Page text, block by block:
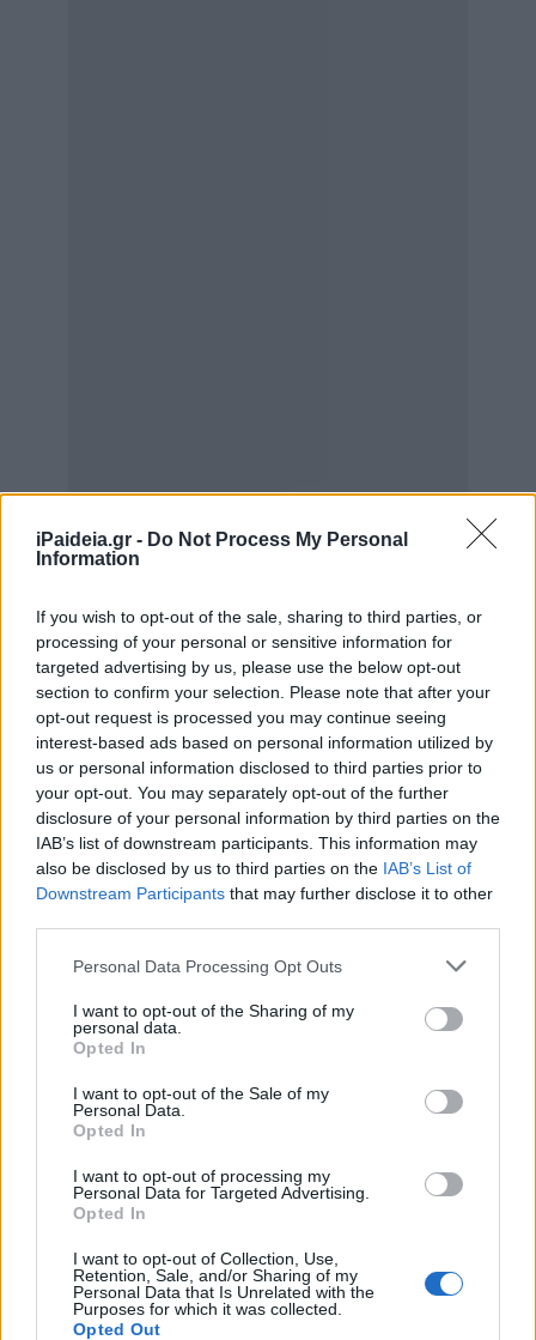
iPaideia.gr - Do Not Process My Personal
Information
If you wish to opt-out of the sale, sharing to third parties, or
processing of your personal or sensitive information for
targeted advertising by us, please use the below opt-out
section to confirm your selection. Please note that after your
opt-out request is processed you may continue seeing
interest-based ads based on personal information utilized by
us or personal information disclosed to third parties prior to
your opt-out. You may separately opt-out of the further
disclosure of your personal information by third parties on the
IAB’s list of downstream participants. This information may
also be disclosed by us to third parties on the IAB’s List of
Downstream Participants that may further disclose it to other
Please note that this website/app uses one or more Google
not limited to your visit or usage behaviour. You may click to
grant or deny consent to Google and its third-party tags to
use your data for below specified purposes in below Google
consent section.
Personal Data Processing Opt Outs
I want to opt-out of the Sharing of my
personal data.
Opted In
I want to opt-out of the Sale of my
Personal Data.
Opted In
I want to opt-out of processing my
Personal Data for Targeted Advertising.
Opted In
I want to opt-out of Collection, Use,
Retention, Sale, and/or Sharing of my
Personal Data that Is Unrelated with the
Purposes for which it was collected.
Opted Out
Ο άνδρας συνοδευόταν κατά τη διάρκεια της πτήσης από
γιατρό, διασώστη του ΕΚΑΒ και τον πρόεδρο του
επιστημονικού συμβουλίου του ΕΟΔΥ, ενώ στο «Αττικόν»
θα παραμείνει προληπτικά σε θάλαμο αρνητικής πίεσης
σε καραντίνα 45 ημερών.
Όπως αναφέρει σε ανάρτησή του στο Χ ο υπουργός
Υγείας Άδωνις Γεωργιάδης, είναι απύρετος και
Ο υπουργός τονίζει ότι «για προληπτικούς και μόνον
λόγους έχει μεταφερθεί στο Νοσοκομείο «Αττικόν» σε
ανησυχίας».